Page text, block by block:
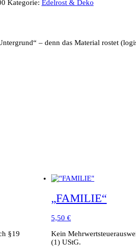
Kategorie: Edelrost & Deko
– denn das Material rostet
§19
„FAMILIE“
5,50 €
Kein
(1) UStG.